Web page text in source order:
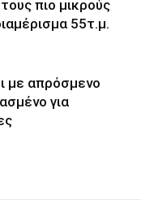
πιο μικρούς
55τ.μ.
με απρόσμενο
για